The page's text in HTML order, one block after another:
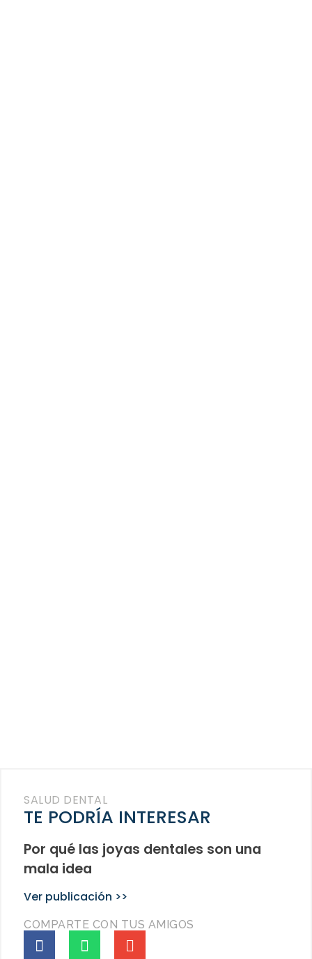
SALUD DENTAL
TE PODRÍA INTERESAR
Por qué las joyas dentales son una
mala idea
Ver publicación >>
COMPARTE CON TUS AMIGOS